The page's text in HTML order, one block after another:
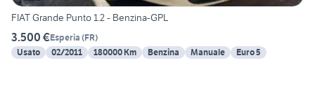
FIAT Grande Punto 1.2 - Benzina-GPL
3.500 €Esperia (FR)
Usato
02/2011 180000 Km Benzina Manuale Euro 5